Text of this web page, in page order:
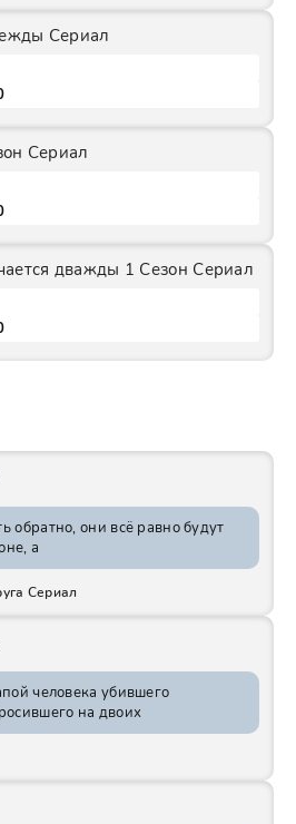
Сериал
Сериал
дважды 1 Сезон Сериал
обратно, они всё равно будут
а
Сериал
человека убившего
на двоих